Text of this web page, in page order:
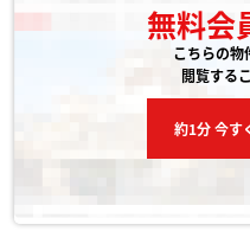
無料会
こちらの物
閲覧する
約1分 今す